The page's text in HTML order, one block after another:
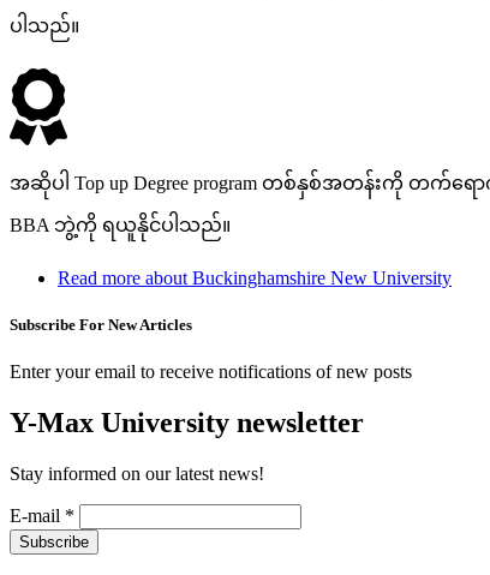
ပါသည်။
အဆိုပါ Top up Degree program တစ်နှစ်အတန်းကို တက်
BBA ဘွဲ့ကို ရယူနိုင်ပါသည်။
Read more about Buckinghamshire New University
Subscribe For New Articles
Enter your email to receive notifications of new posts
Y-Max University newsletter
Stay informed on our latest news!
E-mail *